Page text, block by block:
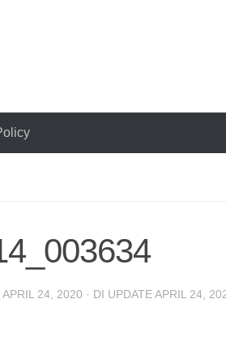
APRIL 24, 2020 · DI UPDATEAPRIL 24,